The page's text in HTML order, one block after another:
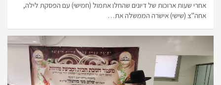
אחרי שעות ארוכות של דיונים שהחלו אתמול (חמישי) עם הפסקת לילה,
אחה"צ (שישי) אישרה הממשלה את…